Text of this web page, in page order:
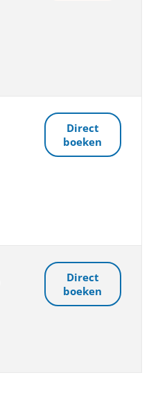
Direct
boeken
Direct
boeken